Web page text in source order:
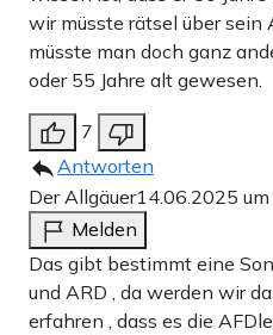
wir müsste rätsel über sein
müsste man doch ganz
oder 55 Jahre alt gewesen.
7
Antworten
Der Allgäuer14.06.2025
Melden
Das gibt bestimmt eine
und ARD , da werden wir
erfahren , dass es die